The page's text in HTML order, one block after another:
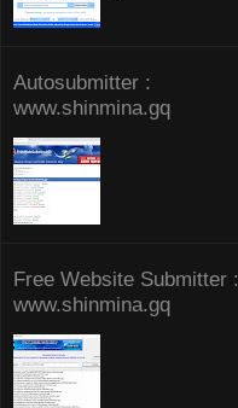
Autosubmitter :
www.shinmina.gq
Free Website Submitter :
www.shinmina.gq